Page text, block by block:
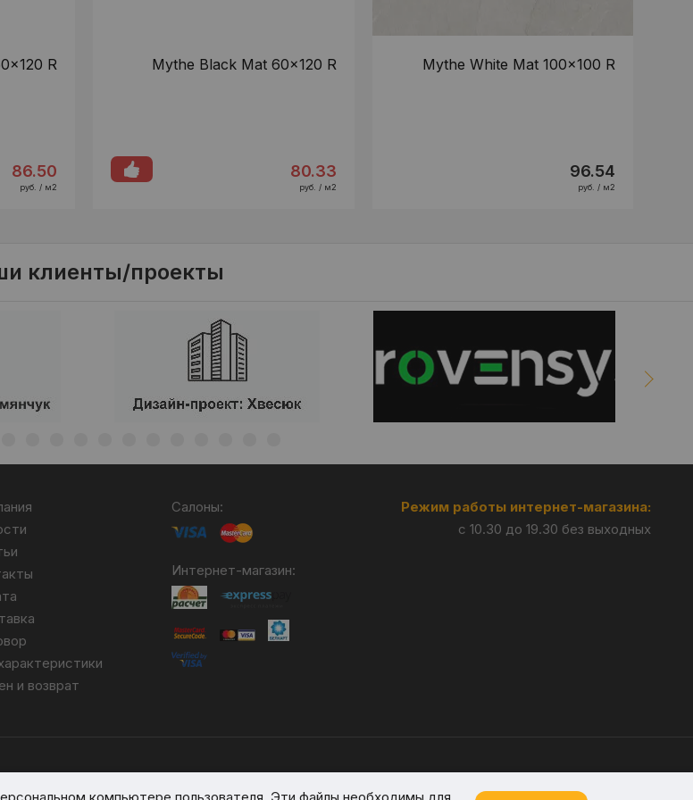
R
86.50
руб. / м2
Mythe Black Mat 60x120 R
80.33
руб. / м2
Mythe White Mat 100x100 R
96.54
руб. / м2
клиенты/проекты
и возврат
Салоны:
Интернет-магазин:
Режим работы интернет-магазина:
с 10.30 до 19.30 без выходных